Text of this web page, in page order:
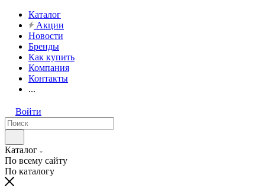
Каталог
Акции
Новости
Бренды
Как купить
Компания
Контакты
...
Войти
Каталог
По всему сайту
По каталогу